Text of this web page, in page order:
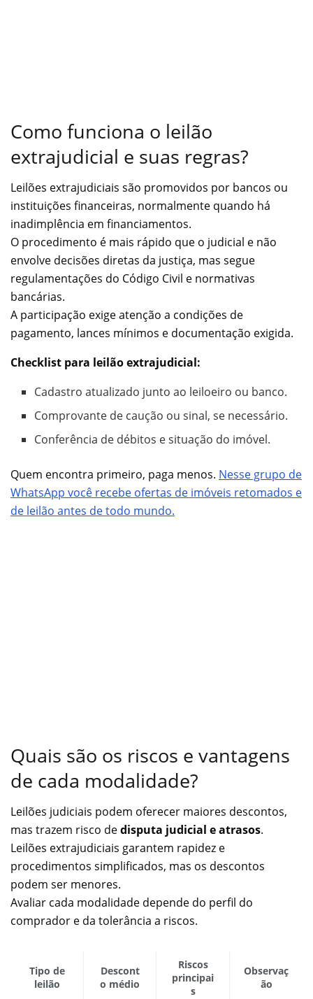
Como funciona o leilão
extrajudicial e suas regras?
Leilões extrajudiciais são promovidos por bancos ou
instituições financeiras, normalmente quando há
inadimplência em financiamentos.
O procedimento é mais rápido que o judicial e não
envolve decisões diretas da justiça, mas segue
regulamentações do Código Civil e normativas
bancárias.
A participação exige atenção a condições de
pagamento, lances mínimos e documentação exigida.
Checklist para leilão extrajudicial:
Cadastro atualizado junto ao leiloeiro ou banco.
Comprovante de caução ou sinal, se necessário.
Conferência de débitos e situação do imóvel.
Quem encontra primeiro, paga menos. Nesse grupo de
WhatsApp você recebe ofertas de imóveis retomados e
de leilão antes de todo mundo.
Quais são os riscos e vantagens
de cada modalidade?
Leilões judiciais podem oferecer maiores descontos,
mas trazem risco dedisputa judicial e atrasos.
Leilões extrajudiciais garantem rapidez e
procedimentos simplificados, mas os descontos
podem ser menores.
Avaliar cada modalidade depende do perfil do
comprador e da tolerância a riscos.
Tipo de
leilão
Descont
o médio
Riscos
principai
s
Observaç
ão